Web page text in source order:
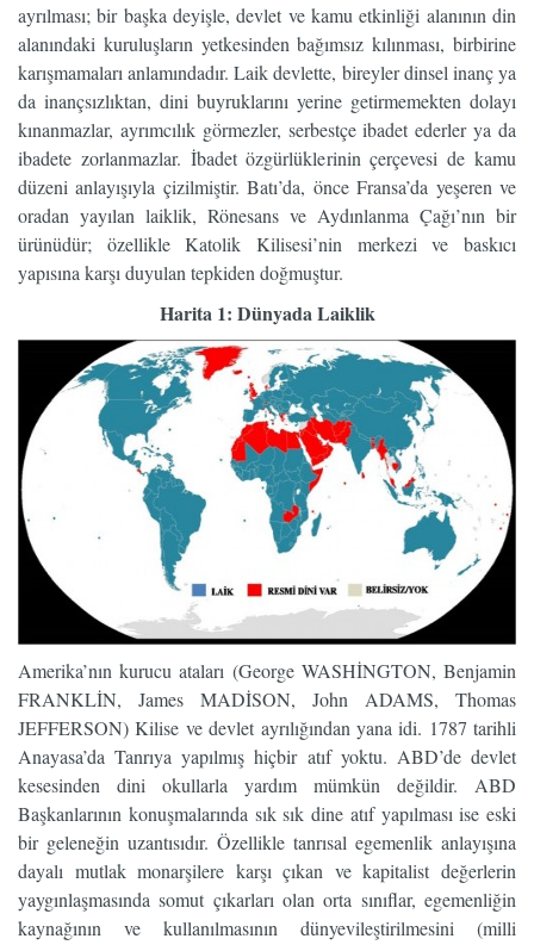
ayrılması; bir başka deyişle, devlet ve kamu etkinliği alanının din
alanındaki kuruluşların yetkesinden bağımsız kılınması, birbirine
karışmamaları anlamındadır. Laik devlette, bireyler dinsel inanç ya
da inançsızlıktan, dini buyruklarını yerine getirmemekten dolayı
kınanmazlar, ayrımcılık görmezler, serbestçe ibadet ederler ya da
ibadete zorlanmazlar. İbadet özgürlüklerinin çerçevesi de kamu
düzeni anlayışıyla çizilmiştir. Batı’da, önce Fransa’da yeşeren ve
oradan yayılan laiklik, Rönesans ve Aydınlanma Çağı’nın bir
ürünüdür; özellikle Katolik Kilisesi’nin merkezi ve baskıcı
yapısına karşı duyulan tepkiden doğmuştur.
Harita 1: Dünyada Laiklik
Amerika’nın kurucu ataları (George WASHİNGTON, Benjamin
FRANKLİN, James MADİSON, John ADAMS, Thomas
JEFFERSON) Kilise ve devlet ayrılığından yana idi. 1787 tarihli
Anayasa’da Tanrıya yapılmış hiçbir atıf yoktu. ABD’de devlet
kesesinden dini okullarla yardım mümkün değildir. ABD
Başkanlarının konuşmalarında sık sık dine atıf yapılması ise eski
bir geleneğin uzantısıdır. Özellikle tanrısal egemenlik anlayışına
dayalı mutlak monarşilere karşı çıkan ve kapitalist değerlerin
yaygınlaşmasında somut çıkarları olan orta sınıflar, egemenliğin
kaynağının ve kullanılmasının dünyevileştirilmesini (milli